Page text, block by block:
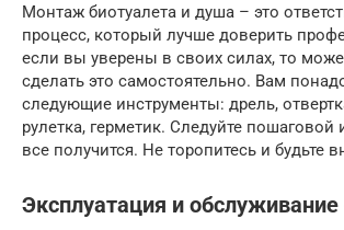
Монтаж биотуалета и душа – это
процесс, который лучше доверить
если вы уверены в своих силах, то
сделать это самостоятельно. Вам
следующие инструменты: дрель,
рулетка, герметик. Следуйте пошаговой
все получится. Не торопитесь и будьте
Эксплуатация и обслуживание